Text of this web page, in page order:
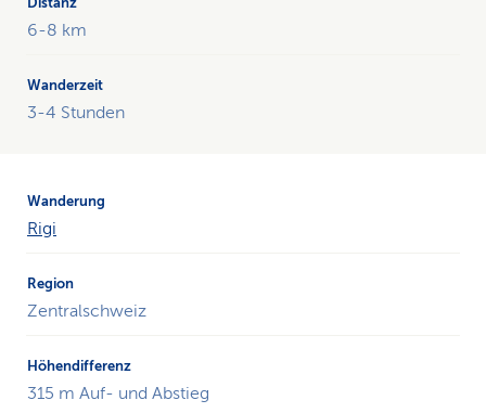
6-8 km
3-4 Stunden
Rigi
Zentralschweiz
315 m Auf- und Abstieg